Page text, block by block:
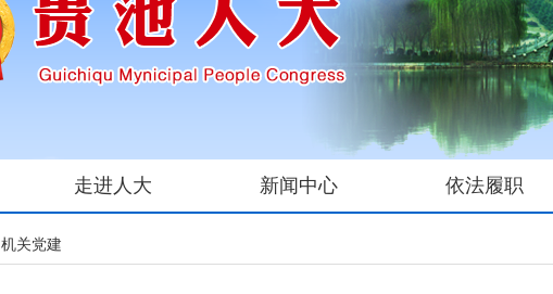
走进人大 新闻中心 依法履职
机关党建